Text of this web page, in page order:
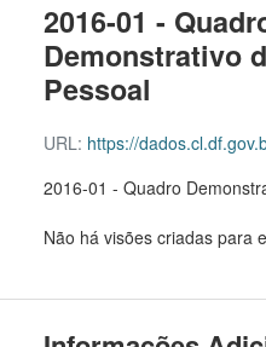
2016-01 -
Demonstrativo
Pessoal
URL: https://dados.cl.df.gov.br/dataset/f046427e-51b2-49e8-afe5-945e82b55ce9/
2016-01 - Quadro
Não há visões criadas para